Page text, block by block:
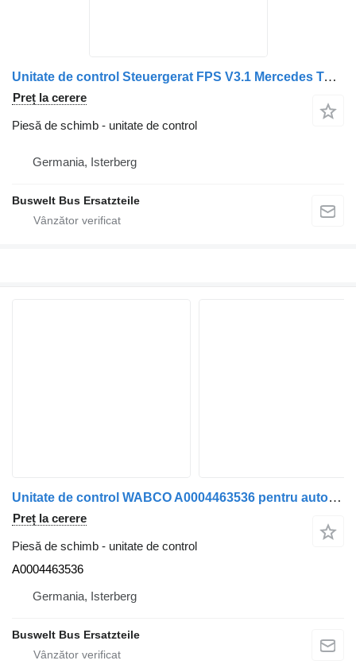
Unitate de control Steuergerat FPS V3.1 Mercedes Tourismo, travego, intouro, integr pentru autobuz Mercedes-Benz Citaro 1, Citaro 2, Conecto, Integro, Intouro, O350, Tourismo, Travego
Preț la cerere
Piesă de schimb - unitate de control
Germania, Isterberg
Buswelt Bus Ersatzteile
Unitate de control WABCO A0004463536 pentru autobuz Mercedes-Benz Citaro 1, Citaro 2, Conecto, Integro, Intouro, O350, Tourismo, Travego
Preț la cerere
Piesă de schimb - unitate de control
A0004463536
Germania, Isterberg
Buswelt Bus Ersatzteile